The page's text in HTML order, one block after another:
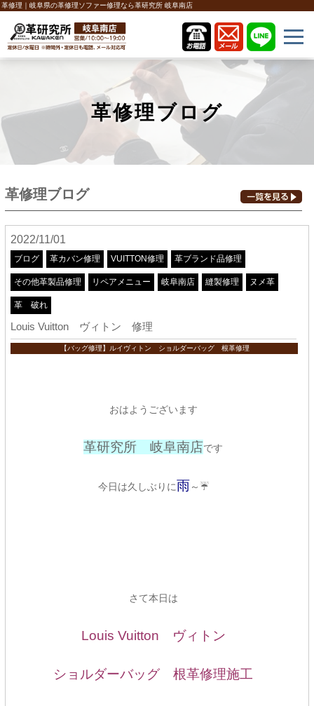
革修理｜岐阜県の革修理ソファー修理なら革研究所 岐阜南店
革修理ブログ
革修理ブログ
2022/11/01
ブログ 革カバン修理 VUITTON修理 革ブランド品修理
その他革製品修理 リペアメニュー 岐阜南店 縫製修理 ヌメ革
革 破れ
Louis Vuitton ヴィトン 修理
【バッグ修理】ルイヴィトン ショルダーバッグ 根革修理
おはようございます
革研究所 岐阜南店です
今日は久しぶりに雨 ～☔
さて本日は
Louis Vuitton ヴィトン
ショルダーバッグ 根革修理施工